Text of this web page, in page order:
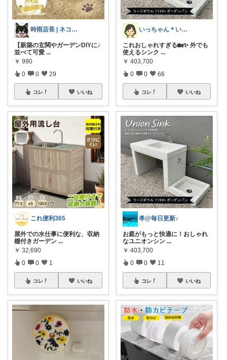
時雨店長 | ネコのいる暮らし
【新築の玄関やガーデンDIYに♪
並べて可愛 ...
￥ 990
0 0 29
コレ いいね
これ便利365
屋外での水仕事に便利な、収納
棚付きガーデン ...
￥ 32,690
0 0 1
コレ いいね
いっちゃん＊いつまでも自分を大切に💞✨
これおしゃれすぎる🏡✨ 外でも
使えるシンク ...
￥ 403,700
0 0 66
コレ いいね
孝@毎日更新♪
お庭がもっと快適に！おしゃれ
なユニオンシン ...
￥ 403,700
0 0 11
コレ いいね